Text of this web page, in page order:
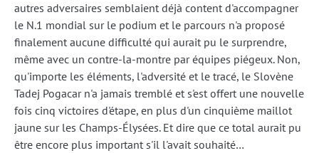
autres adversaires semblaient déjà content d'accompagner
le N.1 mondial sur le podium et le parcours n'a proposé
finalement aucune difficulté qui aurait pu le surprendre,
même avec un contre-la-montre par équipes piégeux. Non,
qu'importe les éléments, l'adversité et le tracé, le Slovène
Tadej Pogacar n'a jamais tremblé et s'est offert une nouvelle
fois cinq victoires d'étape, en plus d'un cinquième maillot
jaune sur les Champs-Élysées. Et dire que ce total aurait pu
être encore plus important s'il l'avait souhaité…